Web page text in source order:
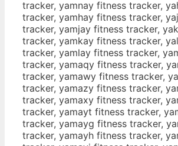
tracker, yamnay fitness tracker,
tracker, yamhay fitness tracker,
tracker, yamjay fitness tracker,
tracker, yamkay fitness tracker,
tracker, yamlay fitness tracker,
tracker, yamaqy fitness tracker,
tracker, yamawy fitness tracker,
tracker, yamazy fitness tracker,
tracker, yamaxy fitness tracker,
tracker, yamayt fitness tracker,
tracker, yamayg fitness tracker,
tracker, yamayh fitness tracker,